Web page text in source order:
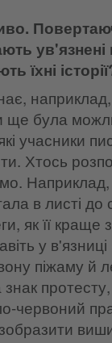
їхні
наприклад,
ще була
учасники
Хтось
в листі до
як її краще
у
піжаму й
протесту,
червоний